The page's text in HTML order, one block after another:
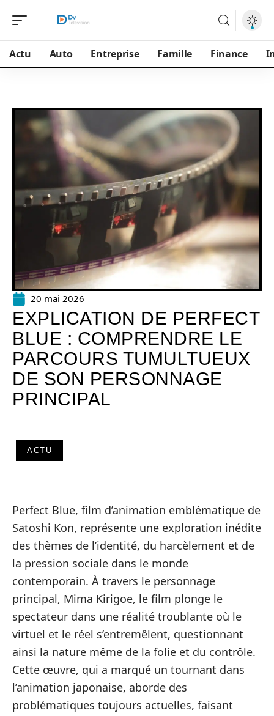
Actu Auto Entreprise Famille Finance
20 mai 2026
EXPLICATION DE PERFECT
BLUE : COMPRENDRE LE
PARCOURS TUMULTUEUX
DE SON PERSONNAGE
PRINCIPAL
ACTU
Perfect Blue, film d’animation emblématique de
Satoshi Kon, représente une exploration inédite
des thèmes de l’identité, du harcèlement et de
la pression sociale dans le monde
contemporain. À travers le personnage
principal, Mima Kirigoe, le film plonge le
spectateur dans une réalité troublante où le
virtuel et le réel s’entremêlent, questionnant
ainsi la nature même de la folie et du contrôle.
Cette œuvre, qui a marqué un tournant dans
l’animation japonaise, aborde des
problématiques toujours actuelles, faisant